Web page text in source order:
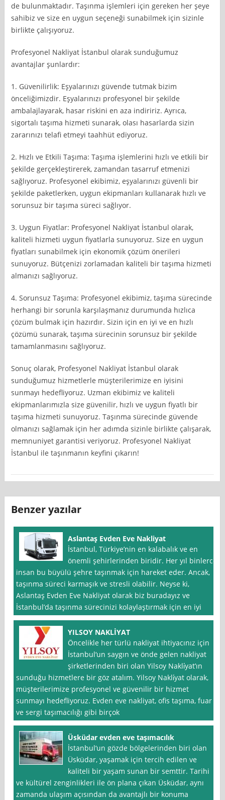
de bulunmaktadır. Taşınma işlemleri için gereken her şeye
sahibiz ve size en uygun seçeneği sunabilmek için sizinle
birlikte çalışıyoruz.
Profesyonel Nakliyat İstanbul olarak sunduğumuz
avantajlar şunlardır:
1. Güvenilirlik: Eşyalarınızı güvende tutmak bizim
önceliğimizdir. Eşyalarınızı profesyonel bir şekilde
ambalajlayarak, hasar riskini en aza indiririz. Ayrıca,
sigortalı taşıma hizmeti sunarak, olası hasarlarda sizin
zararınızı telafi etmeyi taahhüt ediyoruz.
2. Hızlı ve Etkili Taşıma: Taşıma işlemlerini hızlı ve etkili bir
şekilde gerçekleştirerek, zamandan tasarruf etmenizi
sağlıyoruz. Profesyonel ekibimiz, eşyalarınızı güvenli bir
şekilde paketlerken, uygun ekipmanları kullanarak hızlı ve
sorunsuz bir taşıma süreci sağlıyor.
3. Uygun Fiyatlar: Profesyonel Nakliyat İstanbul olarak,
kaliteli hizmeti uygun fiyatlarla sunuyoruz. Size en uygun
fiyatları sunabilmek için ekonomik çözüm önerileri
sunuyoruz. Bütçenizi zorlamadan kaliteli bir taşıma hizmeti
almanızı sağlıyoruz.
4. Sorunsuz Taşıma: Profesyonel ekibimiz, taşıma sürecinde
herhangi bir sorunla karşılaşmanız durumunda hızlıca
çözüm bulmak için hazırdır. Sizin için en iyi ve en hızlı
çözümü sunarak, taşıma sürecinin sorunsuz bir şekilde
tamamlanmasını sağlıyoruz.
Sonuç olarak, Profesyonel Nakliyat İstanbul olarak
sunduğumuz hizmetlerle müşterilerimize en iyisini
sunmayı hedefliyoruz. Uzman ekibimiz ve kaliteli
ekipmanlarımızla size güvenilir, hızlı ve uygun fiyatlı bir
taşıma hizmeti sunuyoruz. Taşınma sürecinde güvende
olmanızı sağlamak için her adımda sizinle birlikte çalışarak,
memnuniyet garantisi veriyoruz. Profesyonel Nakliyat
İstanbul ile taşınmanın keyfini çıkarın!
Benzer yazılar
Aslantaş Evden Eve Nakliyat
İstanbul, Türkiye’nin en kalabalık ve en
önemli şehirlerinden biridir. Her yıl binlerce
insan bu büyülü şehre taşınmak için hareket eder. Ancak,
taşınma süreci karmaşık ve stresli olabilir. Neyse ki,
Aslantaş Evden Eve Nakliyat olarak biz buradayız ve
İstanbul’da taşınma sürecinizi kolaylaştırmak için en iyi
YILSOY NAKLİYAT
Öncelikle her türlü nakliyat ihtiyacınız için
İstanbul‘un saygın ve önde gelen nakliyat
şirketlerinden biri olan Yilsoy Nakli̇yat’ın
sunduğu hizmetlere bir göz atalım. Yilsoy Nakli̇yat olarak,
müşterilerimize profesyonel ve güvenilir bir hizmet
sunmayı hedefliyoruz. Evden eve nakliyat, ofis taşıma, fuar
ve sergi taşımacılığı gibi birçok
Üsküdar evden eve taşımacılık
İstanbul‘un gözde bölgelerinden biri olan
Üsküdar, yaşamak için tercih edilen ve
kaliteli bir yaşam sunan bir semttir. Tarihi
ve kültürel zenginlikleri ile ön plana çıkan Üsküdar, aynı
zamanda ulaşım açısından da avantajlı bir konuma